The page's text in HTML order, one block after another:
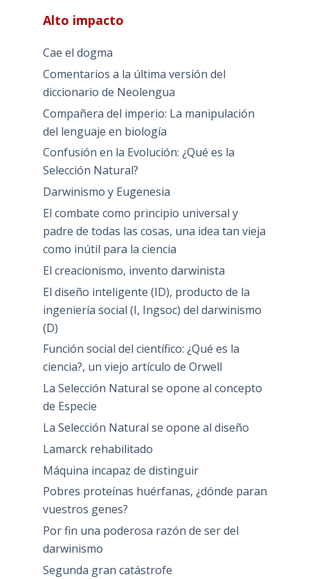
Alto impacto
Cae el dogma
Comentarios a la última versión del
diccionario de Neolengua
Compañera del imperio: La manipulación
del lenguaje en biología
Confusión en la Evolución: ¿Qué es la
Selección Natural?
Darwinismo y Eugenesia
El combate como principio universal y
padre de todas las cosas, una idea tan vieja
como inútil para la ciencia
El creacionismo, invento darwinista
El diseño inteligente (ID), producto de la
ingeniería social (I, Ingsoc) del darwinismo
(D)
Función social del científico: ¿Qué es la
ciencia?, un viejo artículo de Orwell
La Selección Natural se opone al concepto
de Especie
La Selección Natural se opone al diseño
Lamarck rehabilitado
Máquina incapaz de distinguir
Pobres proteínas huérfanas, ¿dónde paran
vuestros genes?
Por fin una poderosa razón de ser del
darwinismo
Segunda gran catástrofe